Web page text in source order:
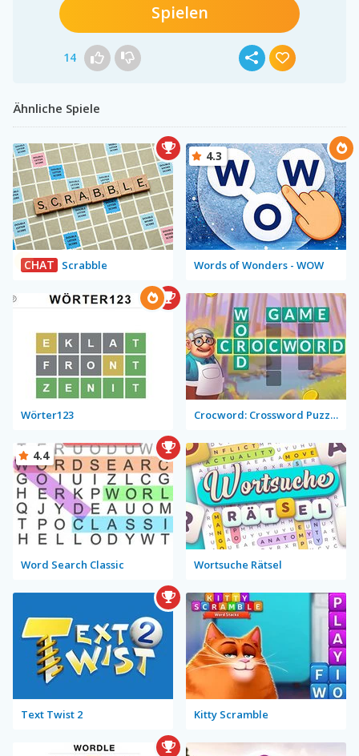
Spielen
14
Ähnliche Spiele
CHAT Scrabble Words of Wonders - WOW
4.3
Wörter123 Crocword: Crossword Puzzle Game
Word Search Classic
4.4
Wortsuche Rätsel
Text Twist 2 Kitty Scramble